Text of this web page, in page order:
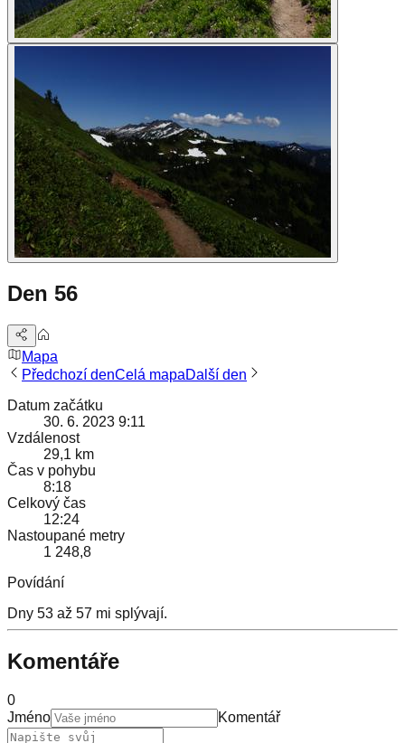
Den 56
Mapa
Předchozí denCelá mapaDalší den
Datum začátku
30. 6. 2023 9:11
Vzdálenost
29,1 km
Čas v pohybu
8:18
Celkový čas
12:24
Nastoupané metry
1 248,8
Povídání
Dny 53 až 57 mi splývají.
Komentáře
0
Jméno
Komentář